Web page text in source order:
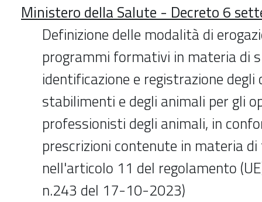
Ministero della Salute - Decreto 6
Definizione delle modalità di
programmi formativi in materia di
identificazione e registrazione degli
stabilimenti e degli animali per gli
professionisti degli animali, in
prescrizioni contenute in materia
nell'articolo 11 del regolamento
n.243 del 17-10-2023)